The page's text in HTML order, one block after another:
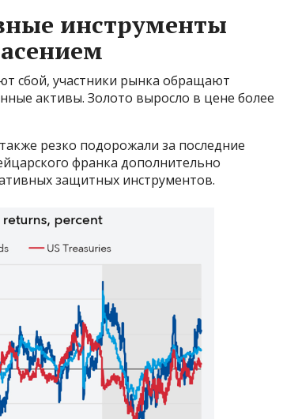
инструменты
сбой, участники рынка обращают
активы. Золото выросло в цене более
резко подорожали за последние
франка дополнительно
защитных инструментов.